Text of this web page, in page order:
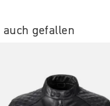
auch gefallen